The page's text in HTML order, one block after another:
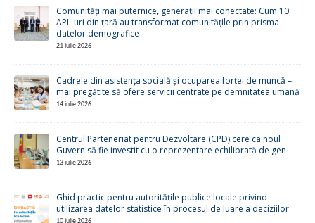
Comunități mai puternice, generații mai conectate: Cum 10
APL-uri din țară au transformat comunitățile prin prisma
datelor demografice
21 iulie 2026
Cadrele din asistența socială și ocuparea forței de muncă –
mai pregătite să ofere servicii centrate pe demnitatea umană
14 iulie 2026
Centrul Parteneriat pentru Dezvoltare (CPD) cere ca noul
Guvern să fie investit cu o reprezentare echilibrată de gen
13 iulie 2026
Ghid practic pentru autoritățile publice locale privind
utilizarea datelor statistice în procesul de luare a deciziilor
10 iulie 2026